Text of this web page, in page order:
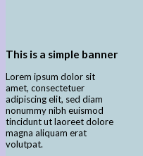
This is a simple banner
Lorem ipsum dolor sit
amet, consectetuer
adipiscing elit, sed diam
nonummy nibh euismod
tincidunt ut laoreet dolore
magna aliquam erat
volutpat.